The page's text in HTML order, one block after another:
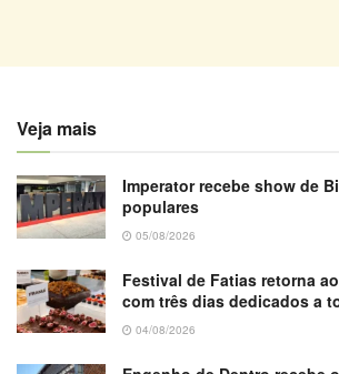
Veja mais
Imperator recebe show de
populares
05/08/2026
Festival de Fatias retorna
com três dias dedicados a
04/08/2026